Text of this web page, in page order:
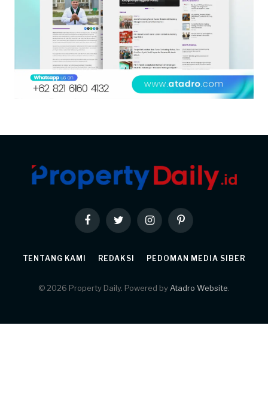
FacebookTwitter InstagramPinterest
TENTANG KAMI REDAKSI PEDOMAN MEDIA SIBER
© 2026 Property Daily. Powered by Atadro Website